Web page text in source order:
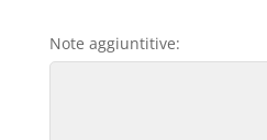
Note aggiuntitive: